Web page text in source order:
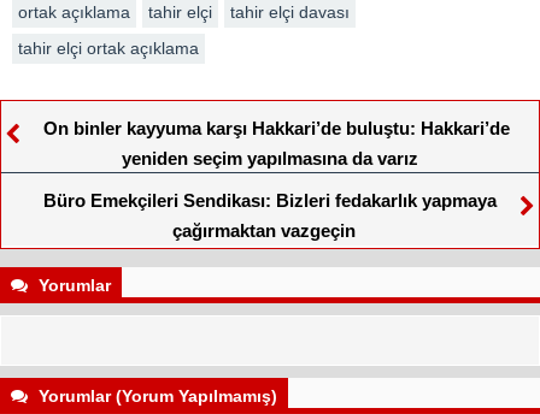
ortak açıklama
tahir elçi
tahir elçi davası
tahir elçi ortak açıklama
On binler kayyuma karşı Hakkari’de buluştu: Hakkari’de
yeniden seçim yapılmasına da varız
Büro Emekçileri Sendikası: Bizleri fedakarlık yapmaya
çağırmaktan vazgeçin
Yorumlar
Yorumlar (Yorum Yapılmamış)